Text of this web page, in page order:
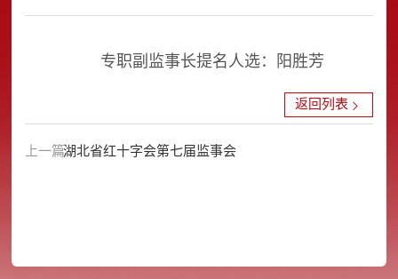
专职副监事长提名人选：阳胜芳
上一篇：湖北省红十字会第七届监事会
返回列表